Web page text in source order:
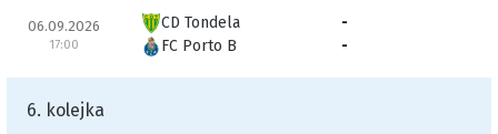
06.09.2026
17:00
CD Tondela
FC Porto B
-
-
6. kolejka